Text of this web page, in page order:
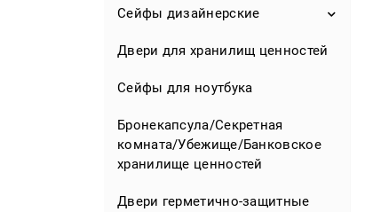
Сейфы для дома для документов
Сейфы мебельные
Сейф-розетка
Мини сейфы
документов
Сейфы мебельные для офиса
Сейфы дизайнерские
Сейфы для ювелирных
оружия
Сейфы для часов
Сейфы эксклюзивные для дома
Двери для хранилищ ценностей
Сейфы для ноутбука
Бронекапсула/Секретная
комната/Убежище/Банковское
хранилище ценностей
Двери герметично-защитные